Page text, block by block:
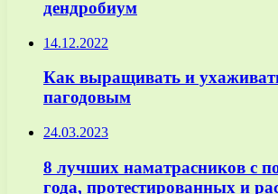
дендробиум
14.12.2022
Как выращивать и
пагодовым
24.03.2023
8 лучших наматрасников с
года, протестированных и